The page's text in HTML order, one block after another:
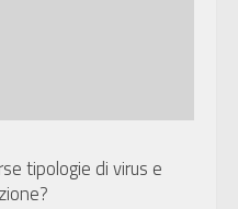
tipologie di virus e